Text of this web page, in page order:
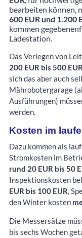
bearbeiten können,
600 EUR und 1.200
kommen
Ladestation.
Das Verlegen von
200 EUR bis 500 EUR
sich das aber auch
Mährobotergarage
Ausführungen)
werden.
Kosten im
Dazu kommen als
Stromkosten im
rund 20 EUR bis 50
Inspektionskosten
EUR bis 100 EUR,
den Winter kosten
Die Messersätze
bis sechs Wochen